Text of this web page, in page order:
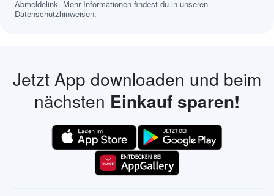
Abmeldelink. Mehr Informationen findest du in unseren
Datenschutzhinweisen.
Jetzt App downloaden und beim
nächsten Einkauf sparen!